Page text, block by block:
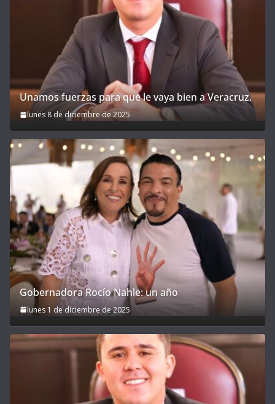
Unamos fuerzas para que le vaya bien a Veracruz.
lunes 8 de diciembre de 2025
Gobernadora Rocío Nahle: un año
lunes 1 de diciembre de 2025